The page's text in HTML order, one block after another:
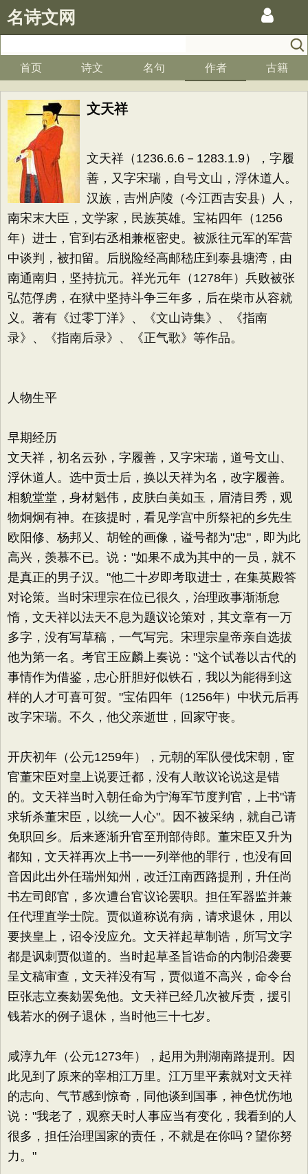
名诗文网
首页 诗文 名句 作者 古籍
文天祥
文天祥（1236.6.6－1283.1.9），字履
善，又字宋瑞，自号文山，浮休道人。
汉族，吉州庐陵（今江西吉安县）人，
南宋末大臣，文学家，民族英雄。宝祐四年（1256
年）进士，官到右丞相兼枢密史。被派往元军的军营
中谈判，被扣留。后脱险经高邮嵇庄到泰县塘湾，由
南通南归，坚持抗元。祥光元年（1278年）兵败被张
弘范俘虏，在狱中坚持斗争三年多，后在柴市从容就
义。著有《过零丁洋》、《文山诗集》、《指南
录》、《指南后录》、《正气歌》等作品。
人物生平
早期经历
文天祥，初名云孙，字履善，又字宋瑞，道号文山、
浮休道人。选中贡士后，换以天祥为名，改字履善。
相貌堂堂，身材魁伟，皮肤白美如玉，眉清目秀，观
物炯炯有神。在孩提时，看见学宫中所祭祀的乡先生
欧阳修、杨邦乂、胡铨的画像，谥号都为"忠"，即为此
高兴，羡慕不已。说："如果不成为其中的一员，就不
是真正的男子汉。"他二十岁即考取进士，在集英殿答
对论策。当时宋理宗在位已很久，治理政事渐渐怠
惰，文天祥以法天不息为题议论策对，其文章有一万
多字，没有写草稿，一气写完。宋理宗皇帝亲自选拔
他为第一名。考官王应麟上奏说："这个试卷以古代的
事情作为借鉴，忠心肝胆好似铁石，我以为能得到这
样的人才可喜可贺。"宝佑四年（1256年）中状元后再
改字宋瑞。不久，他父亲逝世，回家守丧。
开庆初年（公元1259年），元朝的军队侵伐宋朝，宦
官董宋臣对皇上说要迁都，没有人敢议论说这是错
的。文天祥当时入朝任命为宁海军节度判官，上书"请
求斩杀董宋臣，以统一人心"。因不被采纳，就自己请
免职回乡。后来逐渐升官至刑部侍郎。董宋臣又升为
都知，文天祥再次上书一一列举他的罪行，也没有回
音因此出外任瑞州知州，改迁江南西路提刑，升任尚
书左司郎官，多次遭台官议论罢职。担任军器监并兼
任代理直学士院。贾似道称说有病，请求退休，用以
要挟皇上，诏令没应允。文天祥起草制诰，所写文字
都是讽刺贾似道的。当时起草圣旨诰命的内制沿袭要
呈文稿审查，文天祥没有写，贾似道不高兴，命令台
臣张志立奏劾罢免他。文天祥已经几次被斥责，援引
钱若水的例子退休，当时他三十七岁。
咸淳九年（公元1273年），起用为荆湖南路提刑。因
此见到了原来的宰相江万里。江万里平素就对文天祥
的志向、气节感到惊奇，同他谈到国事，神色忧伤地
说："我老了，观察天时人事应当有变化，我看到的人
很多，担任治理国家的责任，不就是在你吗？望你努
力。"